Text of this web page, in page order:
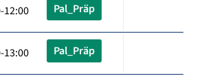
Pal_Präp
Pal_Präp